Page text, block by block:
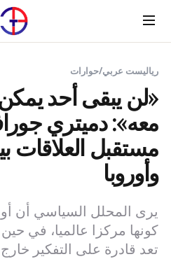
Menu
رياليست عربي/حوارات
«لن يبقى أحد
معه»: دميتري
مستقبل العلاقات
وأوروبا
يرى المحلل السياسي أن
كونها مركزا عالميا، في
تعد قادرة على التفكير